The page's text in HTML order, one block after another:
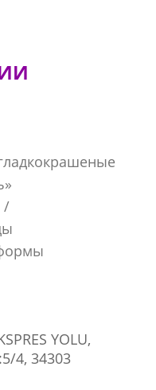
/
YOLU,
4, 34303